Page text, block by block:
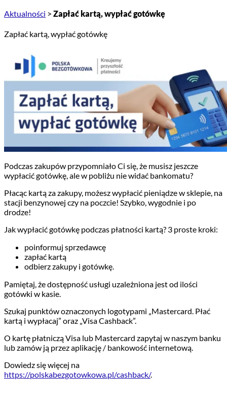
Aktualności > Zapłać kartą, wypłać gotówkę
Zapłać kartą, wypłać gotówkę
Podczas zakupów przypomniało Ci się, że musisz jeszcze
wypłacić gotówkę, ale w pobliżu nie widać bankomatu?
Płacąc kartą za zakupy, możesz wypłacić pieniądze w sklepie, na
stacji benzynowej czy na poczcie! Szybko, wygodnie i po
drodze!
Jak wypłacić gotówkę podczas płatności kartą? 3 proste kroki:
poinformuj sprzedawcę
zapłać kartą
odbierz zakupy i gotówkę.
Pamiętaj, że dostępność usługi uzależniona jest od ilości
gotówki w kasie.
Szukaj punktów oznaczonych logotypami „Mastercard. Płać
kartą i wypłacaj” oraz „Visa Cashback”.
O kartę płatniczą Visa lub Mastercard zapytaj w naszym banku
lub zamów ją przez aplikację / bankowość internetową.
Dowiedz się więcej na
https://polskabezgotowkowa.pl/cashback/.